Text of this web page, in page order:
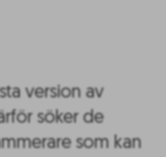
version av
söker de
som kan